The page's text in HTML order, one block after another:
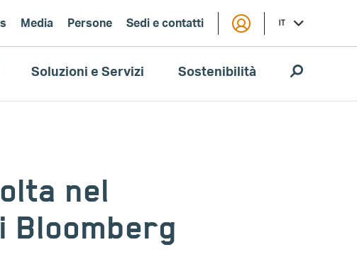
Media Persone Sedi e contatti IT
Soluzioni e Servizi Sostenibilità
nel
Bloomberg